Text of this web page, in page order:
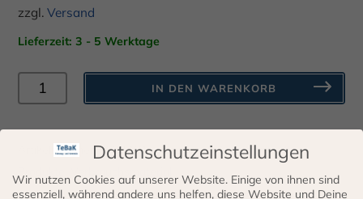
zzgl.Versand
Lieferzeit: 3 - 5 Werktage
Druckring
Menge
IN DEN WARENKORB
Artikelnummer:9323.1315 Kategorien:Sortiment,Alle
Datenschutzeinstellungen
Wir nutzen Cookies auf unserer Website. Einige von ihnen sind
essenziell, während andere uns helfen, diese Website und Deine